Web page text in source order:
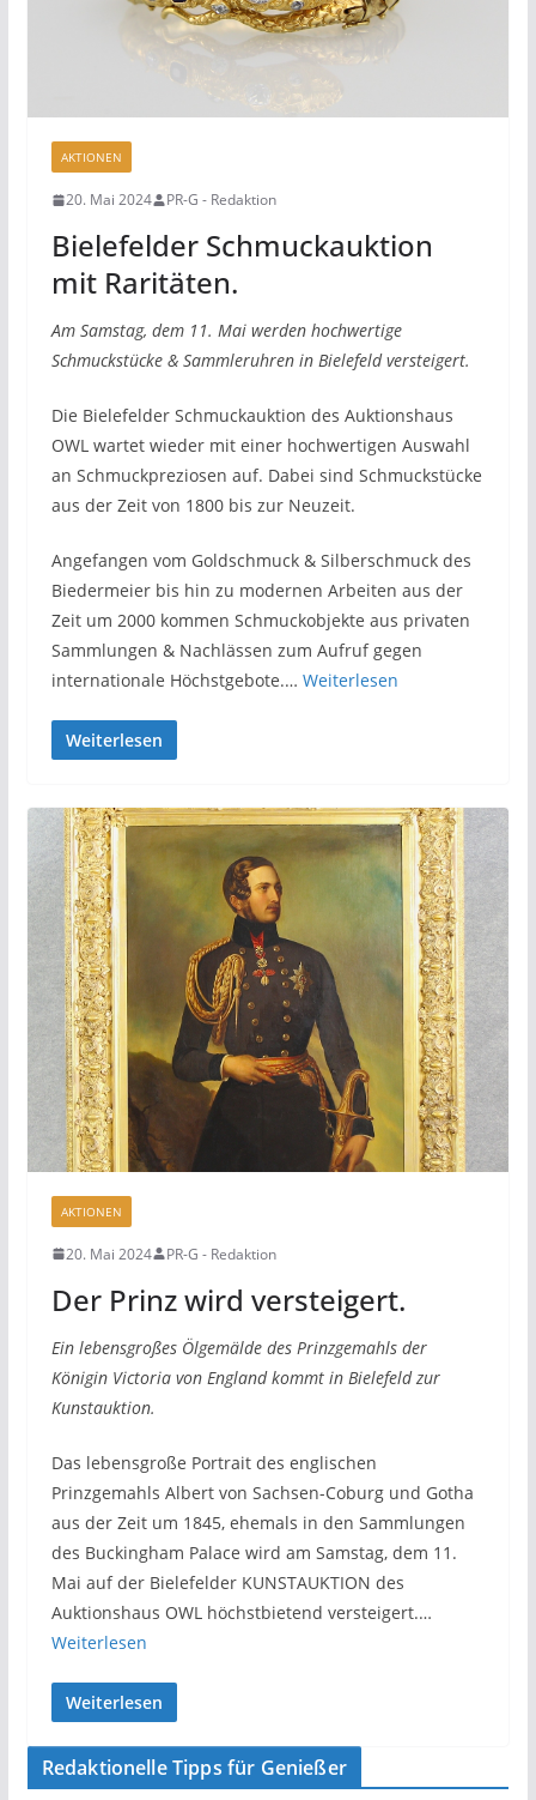
AKTIONEN
20. Mai 2024 PR-G - Redaktion
Bielefelder Schmuckauktion
mit Raritäten.
Am Samstag, dem 11. Mai werden hochwertige
Schmuckstücke & Sammleruhren in Bielefeld versteigert.
Die Bielefelder Schmuckauktion des Auktionshaus
OWL wartet wieder mit einer hochwertigen Auswahl
an Schmuckpreziosen auf. Dabei sind Schmuckstücke
aus der Zeit von 1800 bis zur Neuzeit.
Angefangen vom Goldschmuck & Silberschmuck des
Biedermeier bis hin zu modernen Arbeiten aus der
Zeit um 2000 kommen Schmuckobjekte aus privaten
Sammlungen & Nachlässen zum Aufruf gegen
internationale Höchstgebote.… Weiterlesen
Weiterlesen
AKTIONEN
20. Mai 2024 PR-G - Redaktion
Der Prinz wird versteigert.
Ein lebensgroßes Ölgemälde des Prinzgemahls der
Königin Victoria von England kommt in Bielefeld zur
Kunstauktion.
Das lebensgroße Portrait des englischen
Prinzgemahls Albert von Sachsen-Coburg und Gotha
aus der Zeit um 1845, ehemals in den Sammlungen
des Buckingham Palace wird am Samstag, dem 11.
Mai auf der Bielefelder KUNSTAUKTION des
Auktionshaus OWL höchstbietend versteigert.…
Weiterlesen
Weiterlesen
Redaktionelle Tipps für Genießer